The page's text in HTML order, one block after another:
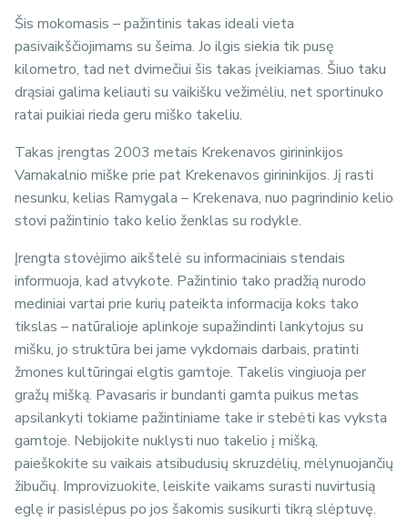
Šis mokomasis – pažintinis takas ideali vieta
pasivaikščiojimams su šeima. Jo ilgis siekia tik pusę
kilometro, tad net dvimečiui šis takas įveikiamas. Šiuo taku
drąsiai galima keliauti su vaikišku vežimėliu, net sportinuko
ratai puikiai rieda geru miško takeliu.
Takas įrengtas 2003 metais Krekenavos girininkijos
Varnakalnio miške prie pat Krekenavos girininkijos. Jį rasti
nesunku, kelias Ramygala – Krekenava, nuo pagrindinio kelio
stovi pažintinio tako kelio ženklas su rodykle.
Įrengta stovėjimo aikštelė su informaciniais stendais
informuoja, kad atvykote. Pažintinio tako pradžią nurodo
mediniai vartai prie kurių pateikta informacija koks tako
tikslas – natūralioje aplinkoje supažindinti lankytojus su
mišku, jo struktūra bei jame vykdomais darbais, pratinti
žmones kultūringai elgtis gamtoje. Takelis vingiuoja per
gražų mišką. Pavasaris ir bundanti gamta puikus metas
apsilankyti tokiame pažintiniame take ir stebėti kas vyksta
gamtoje. Nebijokite nuklysti nuo takelio į mišką,
paieškokite su vaikais atsibudusių skruzdėlių, mėlynuojančių
žibučių. Improvizuokite, leiskite vaikams surasti nuvirtusią
eglę ir pasislėpus po jos šakomis susikurti tikrą slėptuvę.